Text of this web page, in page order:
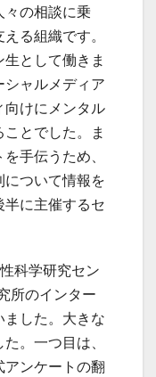
々の相談に乗
る組織です。
として働きま
シャルメディア
向けにメンタル
とでした。ま
手伝うため、
ついて情報を
に主催するセ
科学研究セン
所のインター
した。大きな
。一つ目は、
ンケートの翻